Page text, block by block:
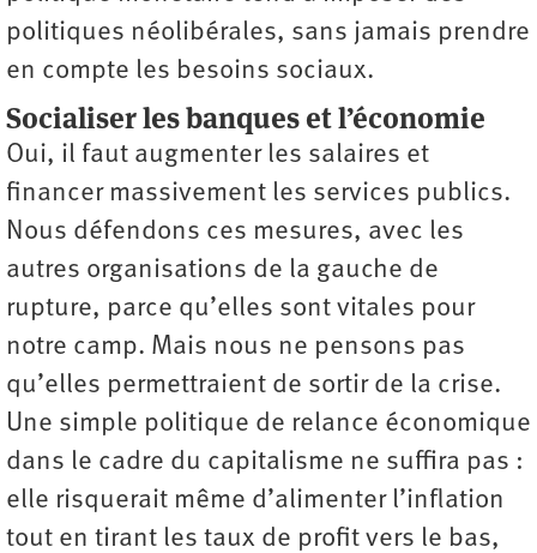
politiques néolibérales, sans jamais prendre
en compte les besoins sociaux.
Socialiser les banques et l’économie
Oui, il faut augmenter les salaires et
financer massivement les services publics.
Nous défendons ces mesures, avec les
autres organisations de la gauche de
rupture, parce qu’elles sont vitales pour
notre camp. Mais nous ne pensons pas
qu’elles permettraient de sortir de la crise.
Une simple politique de relance économique
dans le cadre du capitalisme ne suffira pas :
elle risquerait même d’alimenter l’inflation
tout en tirant les taux de profit vers le bas,